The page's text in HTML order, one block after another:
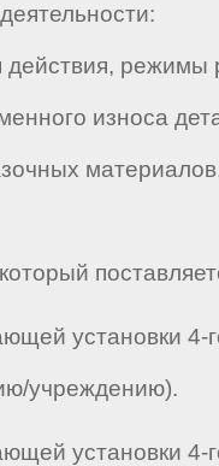
режимы
износа
установки 4-
учреждению).
установки 4-